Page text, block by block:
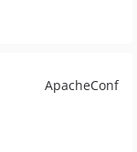
ApacheConf